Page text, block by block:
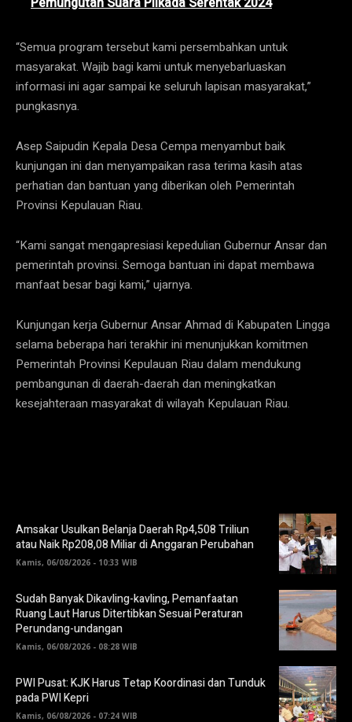
“Semua program tersebut kami persembahkan untuk
masyarakat. Wajib bagi kami untuk menyebarluaskan
informasi ini agar sampai ke seluruh lapisan masyarakat,”
pungkasnya.
Asep Saipudin Kepala Desa Cempa menyambut baik
kunjungan ini dan menyampaikan rasa terima kasih atas
perhatian dan bantuan yang diberikan oleh Pemerintah
Provinsi Kepulauan Riau.
“Kami sangat mengapresiasi kepedulian Gubernur Ansar dan
pemerintah provinsi. Semoga bantuan ini dapat membawa
manfaat besar bagi kami,” ujarnya.
Kunjungan kerja Gubernur Ansar Ahmad di Kabupaten Lingga
selama beberapa hari terakhir ini menunjukkan komitmen
Pemerintah Provinsi Kepulauan Riau dalam mendukung
pembangunan di daerah-daerah dan meningkatkan
kesejahteraan masyarakat di wilayah Kepulauan Riau.
Amsakar Usulkan Belanja Daerah Rp4,508 Triliun
atau Naik Rp208,08 Miliar di Anggaran Perubahan
Kamis, 06/08/2026 - 10:33 WIB
Sudah Banyak Dikavling-kavling, Pemanfaatan
Ruang Laut Harus Ditertibkan Sesuai Peraturan
Perundang-undangan
Kamis, 06/08/2026 - 08:28 WIB
PWI Pusat: KJK Harus Tetap Koordinasi dan Tunduk
pada PWI Kepri
Kamis, 06/08/2026 - 07:24 WIB